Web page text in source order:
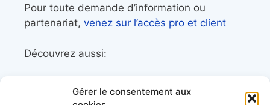
Gérer le consentement aux
Pour toute demande d’information ou
partenariat, venez sur l’accès pro et client
Découvrez aussi:
librairie maritime